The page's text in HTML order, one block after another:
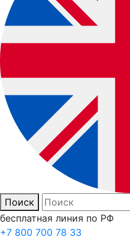
Поиск
бесплатная линия по РФ
+7 800 700 78 33